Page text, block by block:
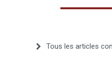
Tous les articles